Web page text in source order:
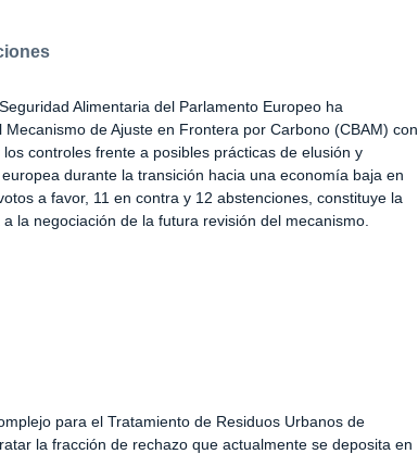
Alimentaria del Parlamento Europeo ha
de Ajuste en Frontera por Carbono (CBAM) con
controles frente a posibles prácticas de elusión y
durante la transición hacia una economía baja en
a favor, 11 en contra y 12 abstenciones, constituye la
la negociación de la futura revisión del mecanismo.
para el Tratamiento de Residuos Urbanos de
la fracción de rechazo que actualmente se deposita en